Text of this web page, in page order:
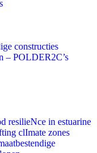
constructies
– POLDER2C’s
resilieNce in estuarine
clImate zones